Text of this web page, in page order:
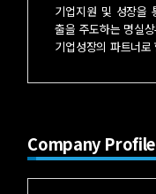
기업지원 및 성장을
출을 주도하는 명실
기업성장의 파트너
Company Profile